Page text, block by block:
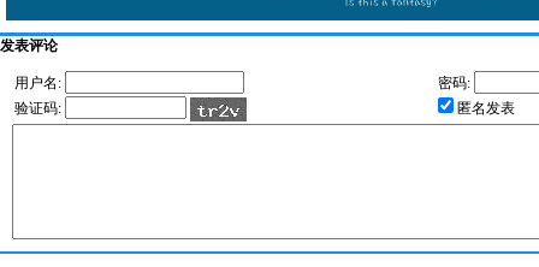
发表评论
用户名:
密码:
验证码:
匿名发表